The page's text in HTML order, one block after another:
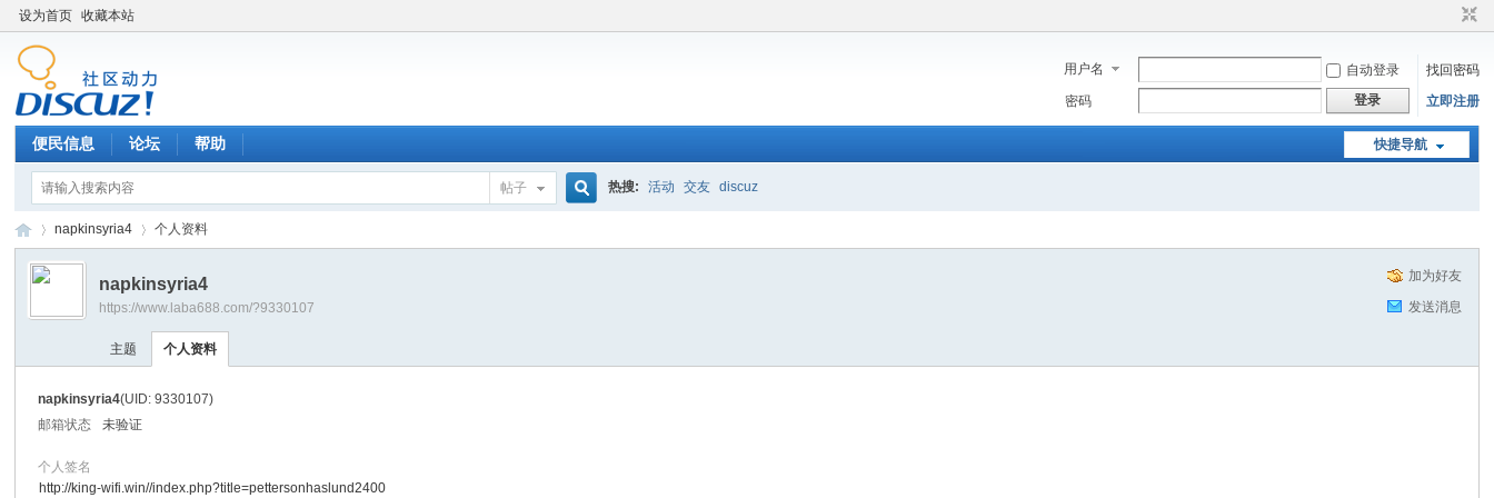
设为首页 收藏本站
用户名 自动登录
找回密码
密码
登录 立即注册
快捷导航
便民信息 论坛 帮助
帖子 热搜: 活动 交友 discuz
›
napkinsyria4 个人资料
加为好友
发送消息
napkinsyria4
https://www.laba688.com/?9330107
主题 个人资料
napkinsyria4(UID: 9330107)
邮箱状态
未验证
个人签名
http://king-wifi.win//index.php?title=pettersonhaslund2400